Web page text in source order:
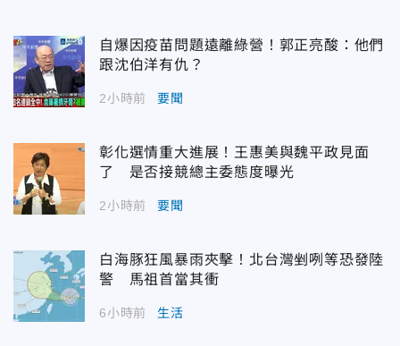
自爆因疫苗問題遠離綠營！郭正亮酸：他們
跟沈伯洋有仇？
2小時前 要聞
彰化選情重大進展！王惠美與魏平政見面
了 是否接競總主委態度曝光
2小時前 要聞
白海豚狂風暴雨夾擊！北台灣剉咧等恐發陸
警 馬祖首當其衝
6小時前 生活